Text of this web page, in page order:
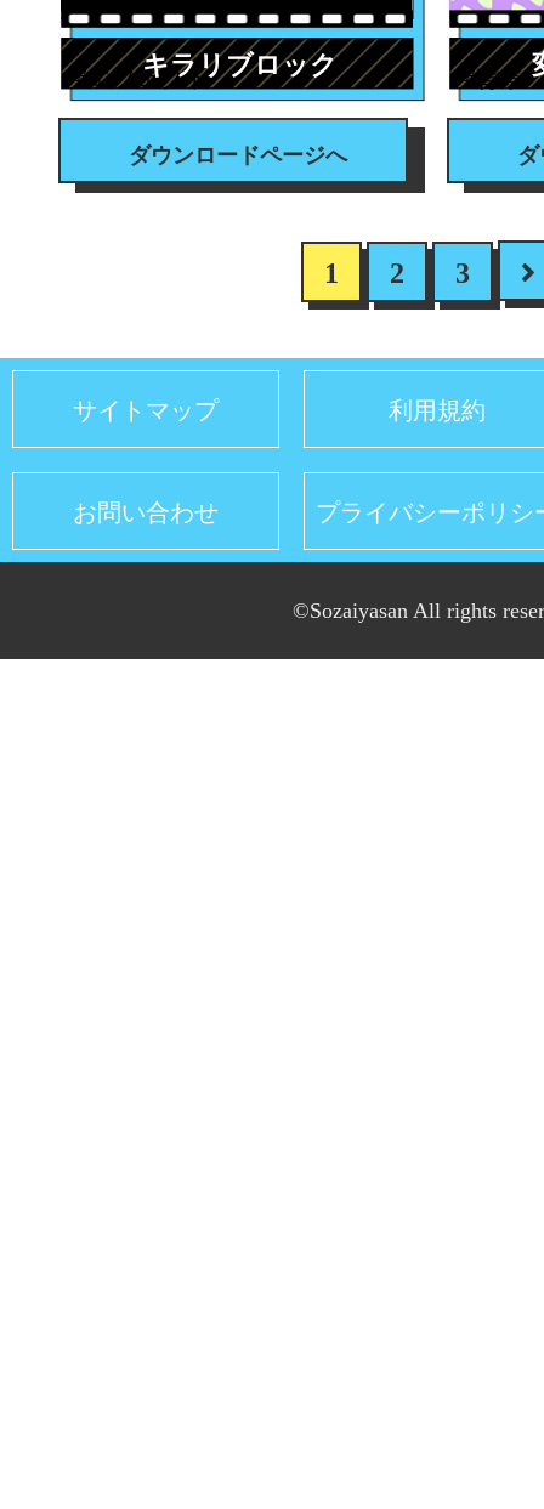
#エフェクトキラリブロック
ダウンロードページへ
#背景
1 2 3
サイトマップ 利用規約
お問い合わせ プライバシーポリシ
©Sozaiyasan All rights